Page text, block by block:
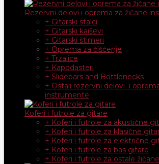
Rezervni delovi i oprema za žičane
+ Gitarski stalci
+ Gitarski kaiševi
+ Gitarski štimeri
+ Oprema za čišćenje
+ Trzalice
+ Kapodasteri
+ Slidebars and Bottlenecks
+ Ostali rezervni delovi i
instrumente
Koferi i futrole za gitare
+ Koferi i futrole za akustične
+ Koferi i futrole za klasične
+ Koferi i futrole za električne
+ Koferi i futrole za bas gitare
+ Koferi i futrole za ostale